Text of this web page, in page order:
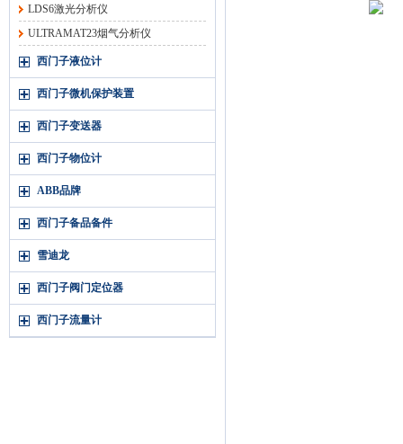
LDS6激光分析仪
ULTRAMAT23烟气分析仪
西门子液位计
西门子微机保护装置
西门子变送器
西门子物位计
ABB品牌
西门子备品备件
雪迪龙
西门子阀门定位器
西门子流量计